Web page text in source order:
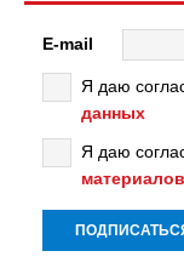
E-mail
Я даю
данных
Я даю
материалов